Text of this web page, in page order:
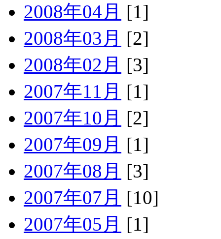
2008年04月 [1]
2008年03月 [2]
2008年02月 [3]
2007年11月 [1]
2007年10月 [2]
2007年09月 [1]
2007年08月 [3]
2007年07月 [10]
2007年05月 [1]